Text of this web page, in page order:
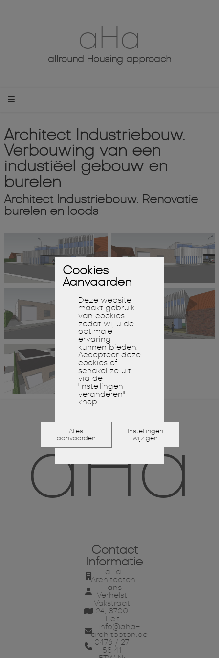
aHa
allround Housing approach
Architect Industriebouw.
Verbouwing van een
industiëel gebouw en
burelen
Architect Industriebouw. Renovatie
burelen en loods
aHa
Contact
Informatie
aHa
Architecten
Hans
Verhelst
Vakstraat
24, 8700
Tielt
info@aha-
architecten.be
0476 / 27
58 41
Cookies
Aanvaarden
Deze website
maakt gebruik
van cookies
zodat wij u de
optimale
ervaring
kunnen bieden.
Accepteer deze
cookies of
schakel ze uit
via de
"Instellingen
veranderen"-
knop.
Alles
aanvaarden
Instellingen
wijzigen